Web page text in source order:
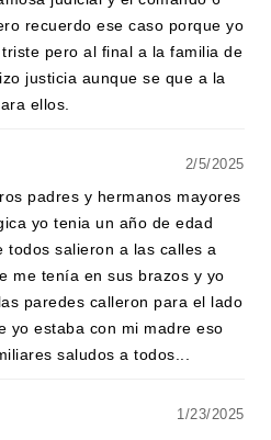
recuerdo ese caso porque yo
pero al final a la familia de
justicia aunque se que a la
ellos.
2/5/2025
padres y hermanos mayores
yo tenia un año de edad
todos salieron a las calles a
me tenía en sus brazos y yo
paredes calleron para el lado
yo estaba con mi madre eso
saludos a todos...
1/23/2025